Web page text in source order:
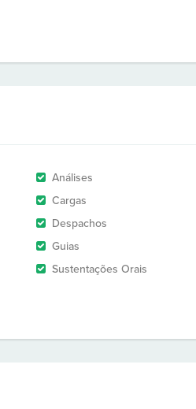
Análises
Cargas
Despachos
Guias
Sustentações Orais